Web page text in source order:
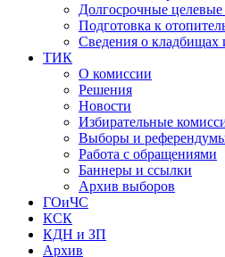
Долгосрочные
Подготовка к
Сведения о кладбищах
ТИК
О комиссии
Решения
Новости
Избирательные
Выборы и
Работа с обращениями
Баннеры и ссылки
Архив выборов
ГОиЧС
КСК
КДН и ЗП
Архив